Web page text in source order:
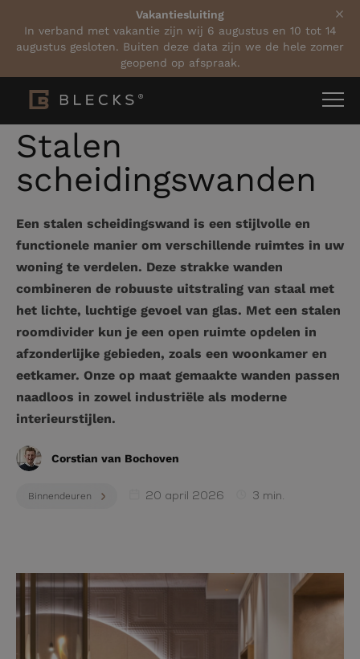
Vakantiesluiting
In verband met vakantie zijn wij 6 augustus en 10 tot 14
augustus gesloten. Buiten deze data zijn we de hele zomer
geopend op afspraak.
Home Blogs Stalen scheidingswanden
Stalen
scheidingswanden
Een stalen scheidingswand is een stijlvolle en
functionele manier om verschillende ruimtes in uw
woning te verdelen. Deze strakke wanden
combineren de robuuste uitstraling van staal met
het lichte, luchtige gevoel van glas. Met een stalen
roomdivider kun je een open ruimte opdelen in
afzonderlijke gebieden, zoals een woonkamer en
eetkamer. Onze op maat gemaakte wanden passen
naadloos in zowel industriële als moderne
interieurstijlen.
Corstian van Bochoven
Binnendeuren 20 april 2026 3 min.